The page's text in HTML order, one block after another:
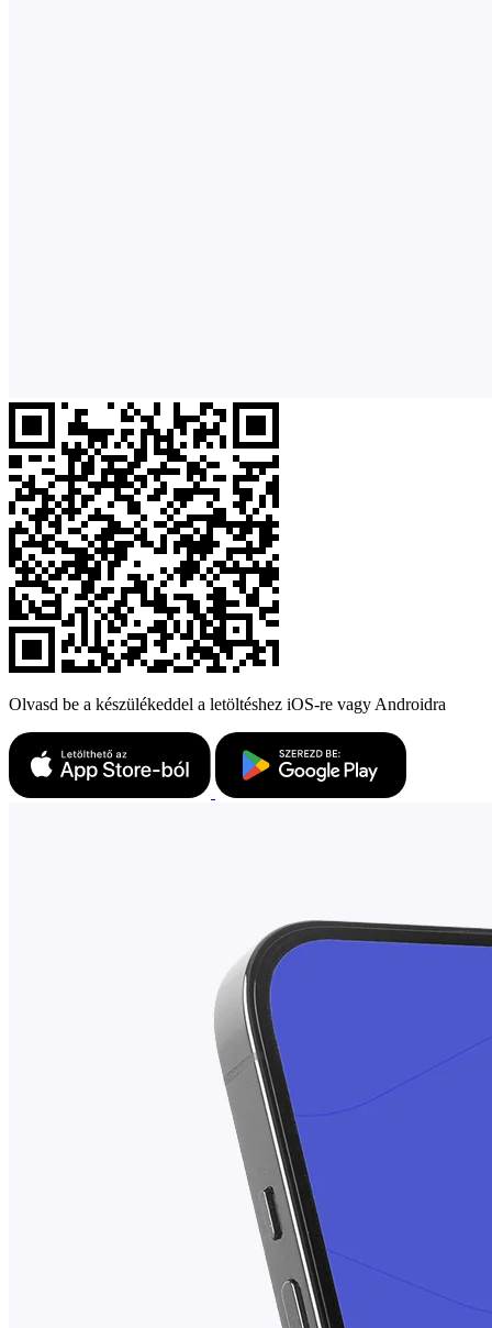
Olvasd be a készülékeddel a letöltéshez iOS-re vagy Androidra